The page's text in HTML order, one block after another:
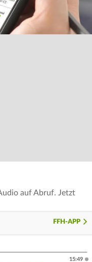
auf Abruf. Jetzt
FFH-APP
15:49